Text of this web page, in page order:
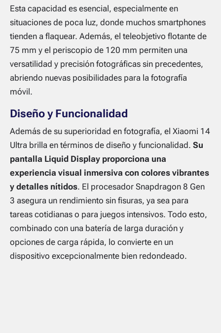
Esta capacidad es esencial, especialmente en
situaciones de poca luz, donde muchos smartphones
tienden a flaquear. Además, el teleobjetivo flotante de
75 mm y el periscopio de 120 mm permiten una
versatilidad y precisión fotográficas sin precedentes,
abriendo nuevas posibilidades para la fotografía
móvil.
Diseño y Funcionalidad
Además de su superioridad en fotografía, el Xiaomi 14
Ultra brilla en términos de diseño y funcionalidad. Su
pantalla Liquid Display proporciona una
experiencia visual inmersiva con colores vibrantes
y detalles nítidos. El procesador Snapdragon 8 Gen
3 asegura un rendimiento sin fisuras, ya sea para
tareas cotidianas o para juegos intensivos. Todo esto,
combinado con una batería de larga duración y
opciones de carga rápida, lo convierte en un
dispositivo excepcionalmente bien redondeado.